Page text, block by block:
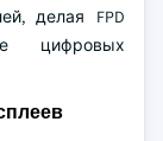
делая FPD
цифровых